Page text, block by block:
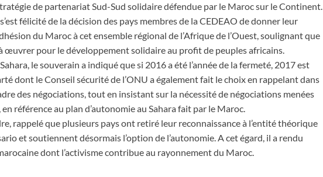
de partenariat Sud-Sud solidaire défendue par le Maroc sur le Continent.
félicité de la décision des pays membres de la CEDEAO de donner leur
du Maroc à cet ensemble régional de l’Afrique de l’Ouest, soulignant que
œuvrer pour le développement solidaire au profit de peuples africains.
le souverain a indiqué que si 2016 a été l’année de la fermeté, 2017 est
dont le Conseil sécurité de l’ONU a également fait le choix en rappelant dans
des négociations, tout en insistant sur la nécessité de négociations menées
référence au plan d’autonomie au Sahara fait par le Maroc.
rappelé que plusieurs pays ont retiré leur reconnaissance à l’entité théorique
et soutiennent désormais l’option de l’autonomie. A cet égard, il a rendu
dont l’activisme contribue au rayonnement du Maroc.